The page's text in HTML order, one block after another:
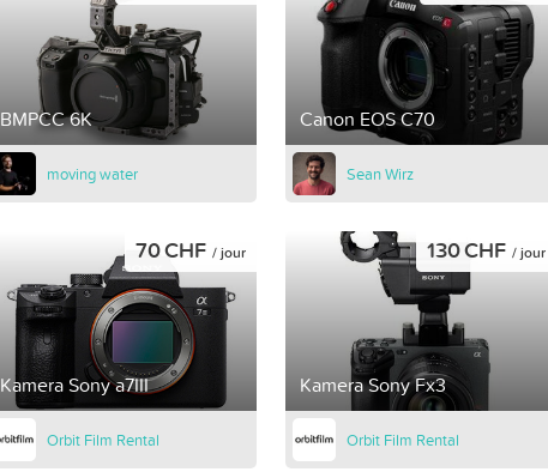
BMPCC 6K
moving water
Canon EOS C70
Sean Wirz
Kamera Sony a7III
70 CHF / jour
Orbit Film Rental
Kamera Sony Fx3
130 CHF / jour
Orbit Film Rental